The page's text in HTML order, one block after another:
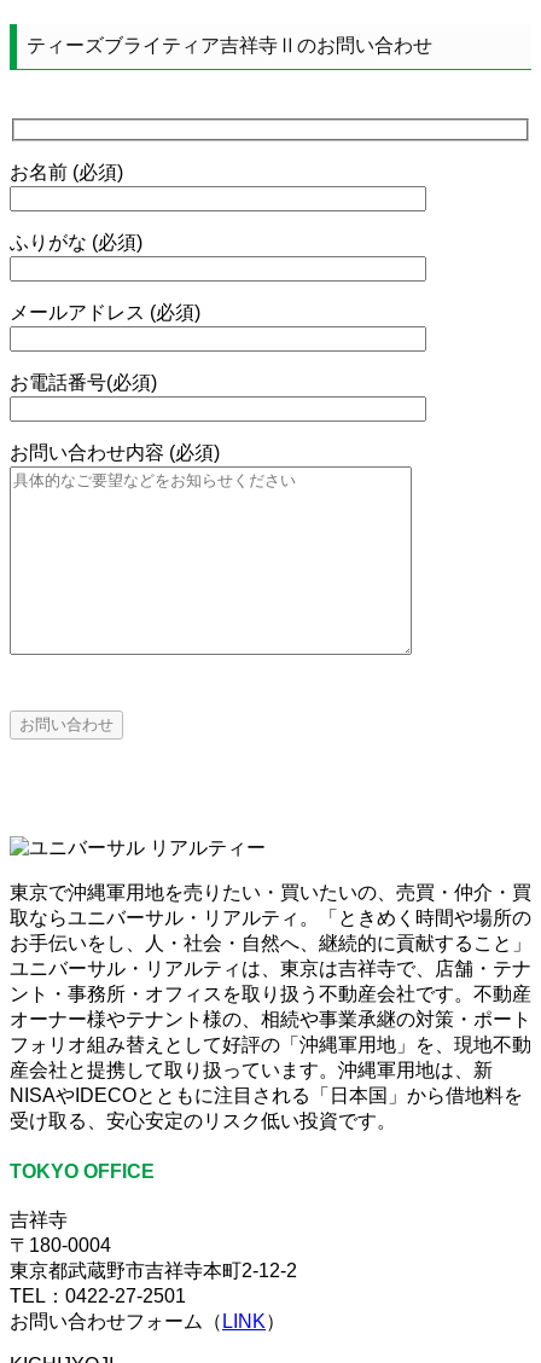
ティーズブライティア吉祥寺Ⅱのお問い合わせ
お名前 (必須)
ふりがな (必須)
メールアドレス (必須)
お電話番号(必須)
お問い合わせ内容 (必須)
東京で沖縄軍用地を売りたい・買いたいの、売買・仲介・買
取ならユニバーサル・リアルティ。「ときめく時間や場所の
お手伝いをし、人・社会・自然へ、継続的に貢献すること」
ユニバーサル・リアルティは、東京は吉祥寺で、店舗・テナ
ント・事務所・オフィスを取り扱う不動産会社です。不動産
オーナー様やテナント様の、相続や事業承継の対策・ポート
フォリオ組み替えとして好評の「沖縄軍用地」を、現地不動
産会社と提携して取り扱っています。沖縄軍用地は、新
NISAやIDECOとともに注目される「日本国」から借地料を
受け取る、安心安定のリスク低い投資です。
TOKYO OFFICE
吉祥寺
〒180-0004
東京都武蔵野市吉祥寺本町2-12-2
TEL：0422-27-2501
お問い合わせフォーム（ LINK）